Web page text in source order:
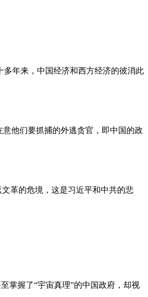
年来，中国经济和西方经济的彼消此
他们要抓捕的外逃贪官，即中国的政
革的危境，这是习近平和中共的悲
掌握了“宇宙真理”的中国政府，却视